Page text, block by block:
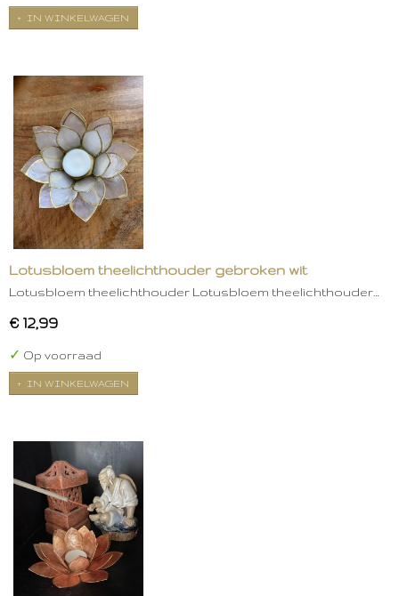
IN WINKELWAGEN
Lotusbloem theelichthouder gebroken wit
Lotusbloem theelichthouder Lotusbloem theelichthouder…
€ 12,99
✓ Op voorraad
IN WINKELWAGEN